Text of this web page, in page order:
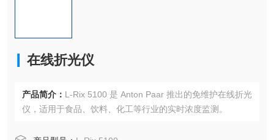
在线折光仪
产品简介： L-Rix 5100 是 Anton Paar 推出的免维护在线折光
仪，适用于食品、饮料、化工等行业的实时浓度监测。